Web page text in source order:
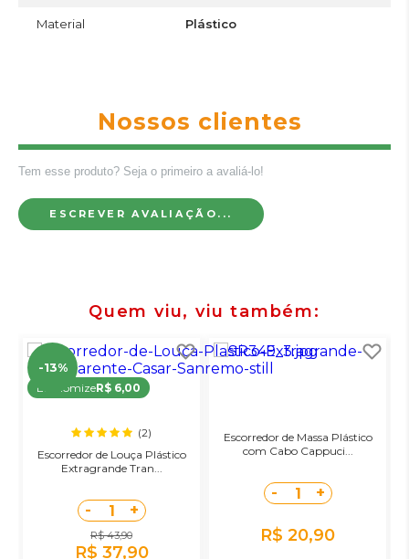
Material Plástico
Nossos clientes
Tem esse produto? Seja o primeiro a avaliá-lo!
ESCREVER AVALIAÇÃO...
Quem viu, viu também
-13%
EconomizeR$ 6,00
(2)
Escorredor de Louça Plástico
Extragrande Tran...
- 1 +
R$ 43,90
R$ 37,90
Escorredor de Massa Plástico
com Cabo Cappuci...
- 1 +
R$ 20,90